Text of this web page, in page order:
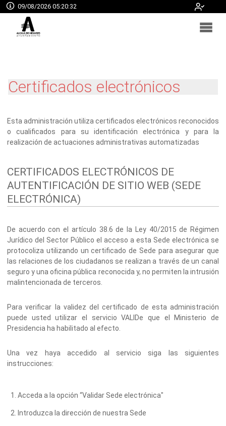
09/08/2026 05:20:33
Certificados electrónicos
Esta administración utiliza certificados electrónicos reconocidos
o cualificados para su identificación electrónica y para la
realización de actuaciones administrativas automatizadas
CERTIFICADOS ELECTRÓNICOS DE
AUTENTIFICACIÓN DE SITIO WEB (SEDE
ELECTRÓNICA)
De acuerdo con el artículo 38.6 de la Ley 40/2015 de Régimen
Jurídico del Sector Público el acceso a esta Sede electrónica se
protocoliza utilizando un certificado de Sede para asegurar que
las relaciones de los ciudadanos se realizan a través de un canal
seguro y una oficina pública reconocida y, no permiten la intrusión
malintencionada de terceros.
Para verificar la validez del certificado de esta administración
puede usted utilizar el servicio VALIDe que el Ministerio de
Presidencia ha habilitado al efecto.
Una vez haya accedido al servicio siga las siguientes
instrucciones:
Acceda a la opción “Validar Sede electrónica"
Introduzca la dirección de nuestra Sede